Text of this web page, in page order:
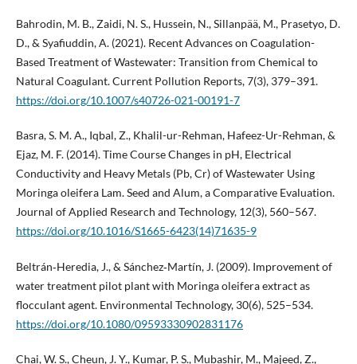
Bahrodin, M. B., Zaidi, N. S., Hussein, N., Sillanpää, M., Prasetyo, D.
D., & Syafiuddin, A. (2021). Recent Advances on Coagulation-
Based Treatment of Wastewater: Transition from Chemical to
Natural Coagulant. Current Pollution Reports, 7(3), 379–391.
https://doi.org/10.1007/s40726-021-00191-7
Basra, S. M. A., Iqbal, Z., Khalil-ur-Rehman, Hafeez-Ur-Rehman, &
Ejaz, M. F. (2014). Time Course Changes in pH, Electrical
Conductivity and Heavy Metals (Pb, Cr) of Wastewater Using
Moringa oleifera Lam. Seed and Alum, a Comparative Evaluation.
Journal of Applied Research and Technology, 12(3), 560–567.
https://doi.org/10.1016/S1665-6423(14)71635-9
Beltrán‐Heredia, J., & Sánchez‐Martín, J. (2009). Improvement of
water treatment pilot plant with Moringa oleifera extract as
flocculant agent. Environmental Technology, 30(6), 525–534.
https://doi.org/10.1080/09593330902831176
Chai, W. S., Cheun, J. Y., Kumar, P. S., Mubashir, M., Majeed, Z.,